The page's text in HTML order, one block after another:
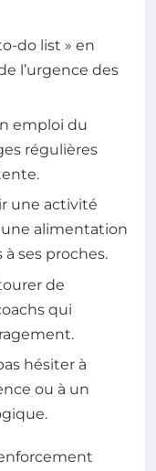
do list » en
l’urgence des
emploi du
régulières
une activité
alimentation
ses proches.
de
qui
hésiter à
ou à un